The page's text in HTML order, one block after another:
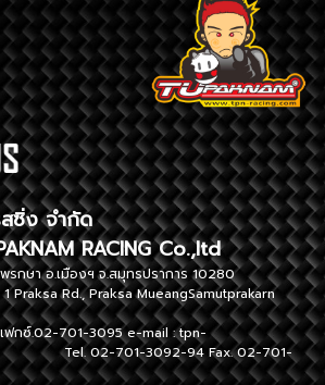
กน้ำ เรสซิ่ง จำกัด
RACING Co.,ltd
.แพรกษา อ.เมืองฯ จ.สมุทรปราการ 10280
Praksa MueangSamutprakarn
ฟกซ์.02-701-3095 e-mail :tpn-
02-701-3092-94 Fax. 02-701-